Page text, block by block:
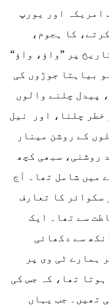
امریکہ اور یورپ
کا ہجوم،
پر ”واؤ، واؤ“
بیاہتا جوڑوں کی
پیدل چلنے والوں
خطر چلنا، اور نیل
کے روشن مینار
روشنی، سبھی کچھ
میں شامل تھا۔ آج
سکوائر کا تعارف
سے تھا۔ ایک
سے دکھائی
ہمارے ٹی وی پر
تھا، کہ جس کی
تھیں۔ جب یہاں